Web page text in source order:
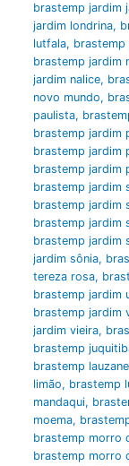
brastemp jardim
jardim londrina,
lutfala, brastemp
brastemp jardim
jardim nalice,
novo mundo,
paulista,
brastemp jardim
brastemp jardim
brastemp jardim
brastemp jardim
brastemp jardim
brastemp jardim
brastemp jardim
jardim sônia,
tereza rosa,
brastemp jardim
brastemp jardim
jardim vieira,
brastemp
brastemp
limão, brastemp
mandaqui,
moema,
brastemp morro
brastemp morro